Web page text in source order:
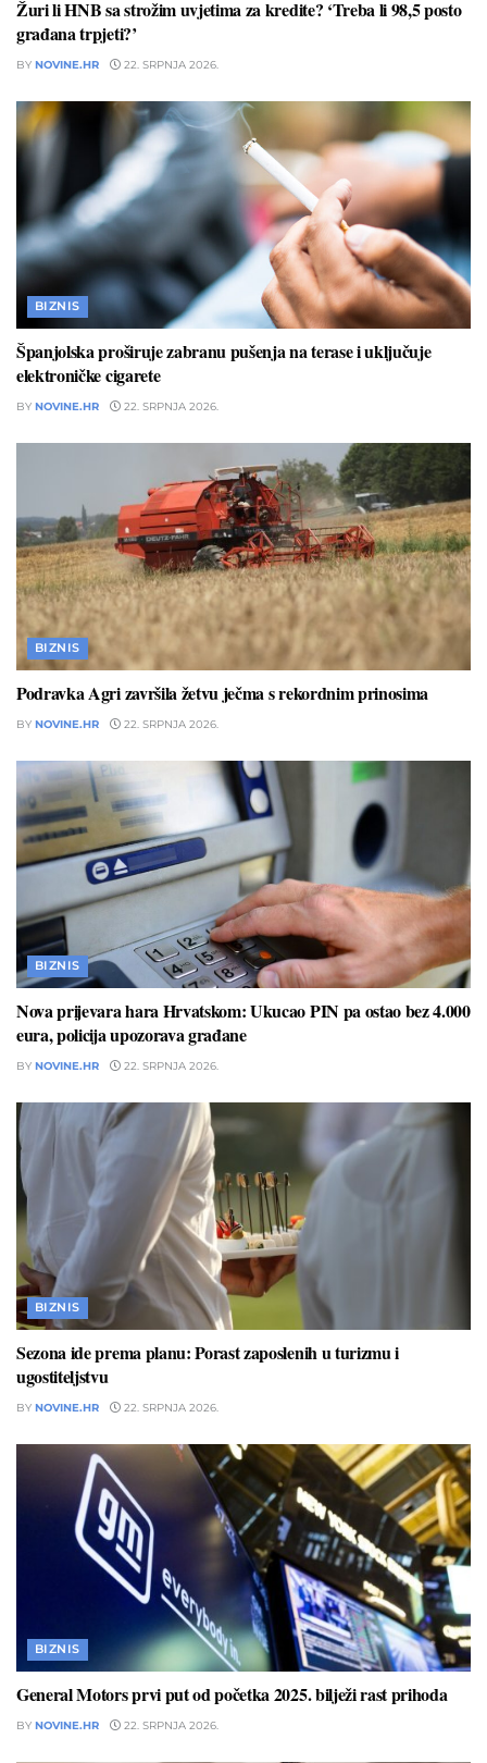
Žuri li HNB sa strožim uvjetima za kredite? ‘Treba li 98,5 posto
građana trpjeti?’
BY NOVINE.HR 22. SRPNJA 2026.
BIZNIS
Španjolska proširuje zabranu pušenja na terase i uključuje
elektroničke cigarete
BY NOVINE.HR 22. SRPNJA 2026.
BIZNIS
Podravka Agri završila žetvu ječma s rekordnim prinosima
BY NOVINE.HR 22. SRPNJA 2026.
BIZNIS
Nova prijevara hara Hrvatskom: Ukucao PIN pa ostao bez 4.000
eura, policija upozorava građane
BY NOVINE.HR 22. SRPNJA 2026.
BIZNIS
Sezona ide prema planu: Porast zaposlenih u turizmu i
ugostiteljstvu
BY NOVINE.HR 22. SRPNJA 2026.
BIZNIS
General Motors prvi put od početka 2025. bilježi rast prihoda
BY NOVINE.HR 22. SRPNJA 2026.